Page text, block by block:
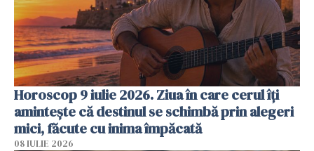
Horoscop 9 iulie 2026. Ziua în care cerul îți
amintește că destinul se schimbă prin alegeri
mici, făcute cu inima împăcată
08 IULIE 2026